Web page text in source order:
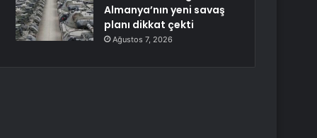
Almanya’nın yeni savaş
planı dikkat çekti
Ağustos 7, 2026